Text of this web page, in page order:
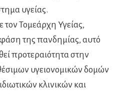
υγείας.
Τομεάρχη Υγείας,
της πανδημίας, αυτό
προτεραιότητα στην
υγειονομικών δομών
κλινικών και